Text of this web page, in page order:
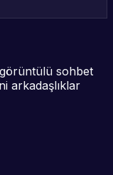
sohbet
arkadaşlıklar